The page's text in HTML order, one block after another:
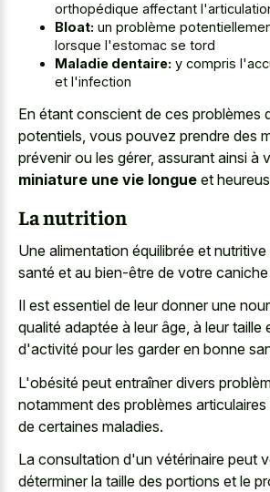
orthopédique affectant
Bloat: un problème
lorsque l'estomac se tord
Maladie dentaire: y compris
et l'infection
En étant conscient de ces problèmes
potentiels, vous pouvez prendre des
prévenir ou les gérer, assurant ainsi à
miniature une vie longue et
La nutrition
Une alimentation équilibrée et
santé et au bien-être de votre caniche
Il est essentiel de leur donner une
qualité adaptée à leur âge, à leur taille
d'activité pour les garder en bonne
L'obésité peut entraîner divers
notamment des problèmes
de certaines maladies.
La consultation d'un vétérinaire peut
déterminer la taille des portions et le